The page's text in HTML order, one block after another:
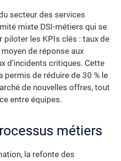
secteur des services
mixte DSI-métiers qui se
piloter les KPIs clés : taux de
de réponse aux
d’incidents critiques. Cette
permis de réduire de 30 % le
de nouvelles offres, tout
entre équipes.
métiers
la refonte des